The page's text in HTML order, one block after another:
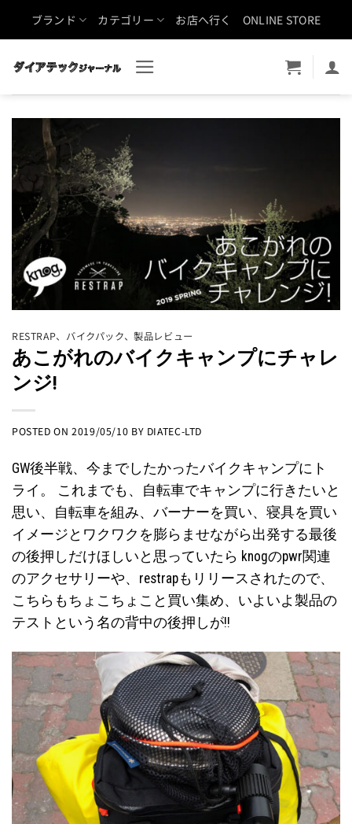
ブランド カテゴリー お店へ行く ONLINE STORE
RESTRAP、 バイクパック、製品レビュー
あこがれのバイクキャンプにチャレ
ンジ!
POSTED ON2019/05/10 BY DIATEC-LTD
GW後半戦、今までしたかったバイクキャンプにト
ライ。 これまでも、自転車でキャンプに行きたいと
思い、自転車を組み、バーナーを買い、寝具を買い
イメージとワクワクを膨らませながら出発する最後
の後押しだけほしいと思っていたら knogのpwr関連
のアクセサリーや、restrapもリリースされたので、
こちらもちょこちょこと買い集め、いよいよ製品の
テストという名の背中の後押しが!!